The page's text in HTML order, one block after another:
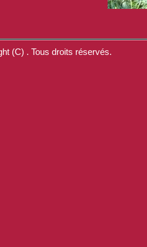
(C) . Tous droits réservés.